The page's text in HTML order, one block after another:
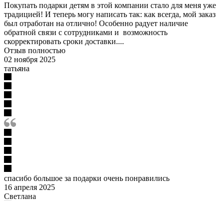
Покупать подарки детям в этой компании стало для меня уже
традицией! И теперь могу написать так: как всегда, мой заказ
был отработан на отлично! Особенно радует наличие
обратной связи с сотрудниками и возможность
скорректировать сроки доставки....
Отзыв полностью
02 ноября 2025
татьяна
спасибо большое за подарки очень понравились
16 апреля 2025
Светлана